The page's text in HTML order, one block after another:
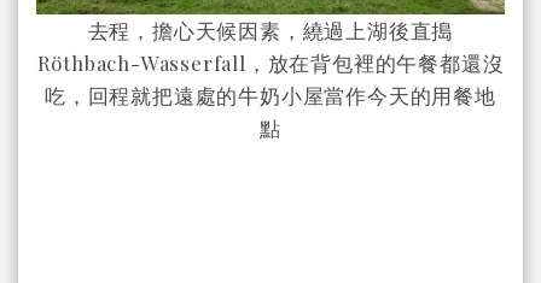
去程，擔心天候因素，繞過上湖後直搗
Röthbach-Wasserfall，放在背包裡的午餐都還沒
吃，回程就把遠處的牛奶小屋當作今天的用餐地
點